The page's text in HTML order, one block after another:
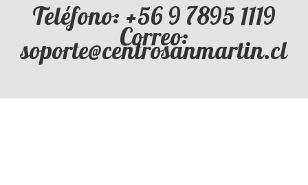
Teléfono: +56 9 7895 1119
Correo:
soporte@centrosanmartin.cl